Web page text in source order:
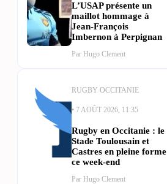
L’USAP présente un
maillot hommage à
Jean-François
Imbernon à Perpignan
Par Hugo Clement
RUGBY OCCITANIE
• 7 AOÛT 2026, 11:35
Rugby en Occitanie : le
Stade Toulousain et
Castres en pleine forme
ce week-end
Par Hugo Clement